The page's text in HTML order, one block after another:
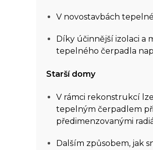
V novostavbách
Díky účinnější izolaci a
tepelného čerpadla
Starší domy
V rámci rekonstrukcí
tepelným čerpadlem
předimenzovanými
Dalším způsobem, jak